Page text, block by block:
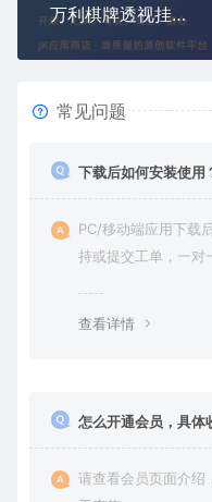
万利棋牌透视挂看牌软件，万利娱乐场辅助器2023最新版
常见问题
下载后如何安装使用
PC/移动端应用下载
持或提交工单，一对
查看详情
怎么开通会员，具体
请查看会员页面介绍